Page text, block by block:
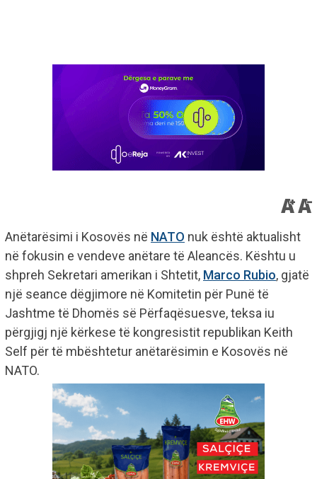
Anëtarësimi i Kosovës në NATO nuk është aktualisht
në fokusin e vendeve anëtare të Aleancës. Kështu u
shpreh Sekretari amerikan i Shtetit, Marco Rubio, gjatë
një seance dëgjimore në Komitetin për Punë të
Jashtme të Dhomës së Përfaqësuesve, teksa iu
përgjigj një kërkese të kongresistit republikan Keith
Self për të mbështetur anëtarësimin e Kosovës në
NATO.